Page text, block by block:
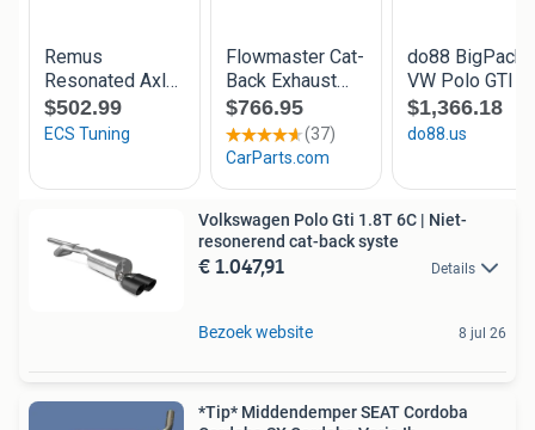
Volkswagen Polo Gti 1.8T 6C | Niet-
resonerend cat-back syste
€ 1.047,91 Details
Bezoek website 8 jul 26
*Tip* Middendemper SEAT Cordoba